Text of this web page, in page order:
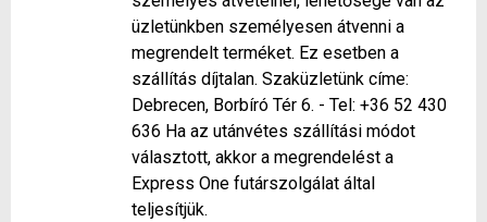
üzletünkben személyesen átvenni a
megrendelt terméket. Ez esetben a
szállítás díjtalan. Szaküzletünk címe:
Debrecen, Borbíró Tér 6. - Tel: +36 52 430
636 Ha az utánvétes szállítási módot
választott, akkor a megrendelést a
Express One futárszolgálat által
teljesítjük.